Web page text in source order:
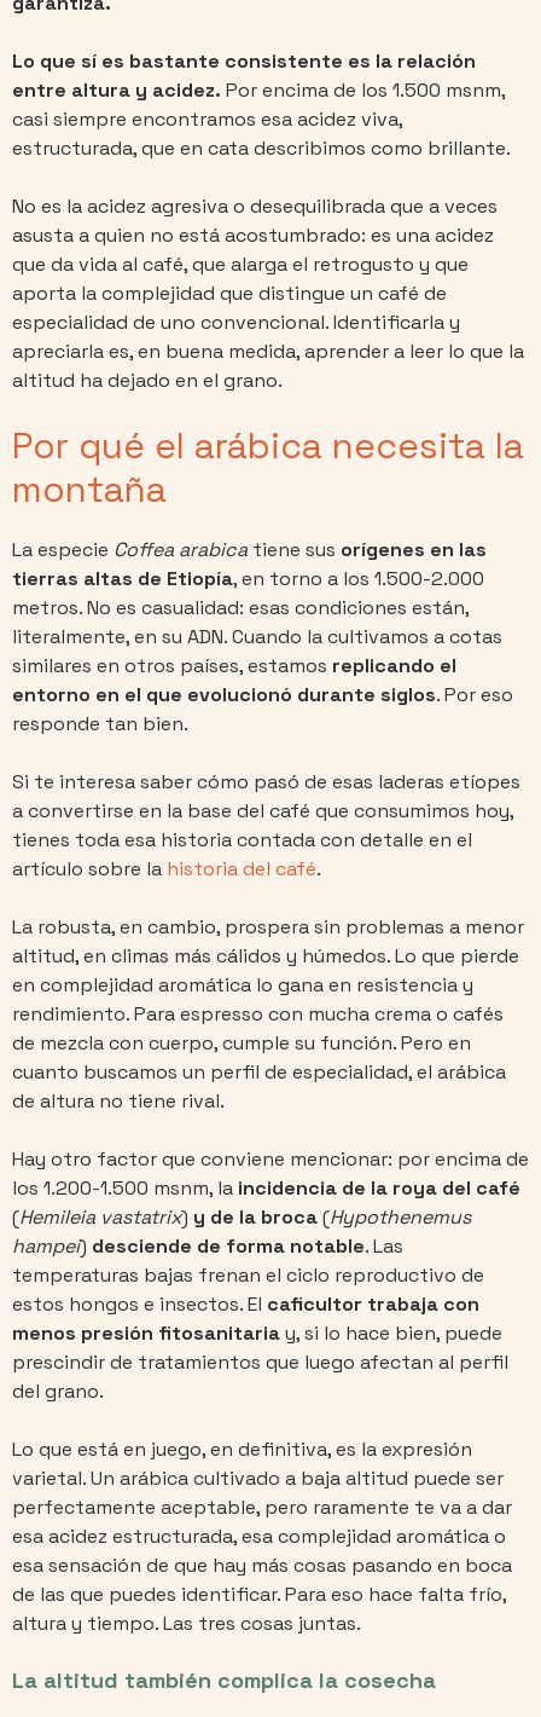
Lo que sí es bastante consistente es la relación
entre altura y acidez. Por encima de los 1.500 msnm,
casi siempre encontramos esa acidez viva,
estructurada, que en cata describimos como brillante.
No es la acidez agresiva o desequilibrada que a veces
asusta a quien no está acostumbrado: es una acidez
que da vida al café, que alarga el retrogusto y que
aporta la complejidad que distingue un café de
especialidad de uno convencional. Identificarla y
apreciarla es, en buena medida, aprender a leer lo que la
altitud ha dejado en el grano.
Por qué el arábica necesita la
montaña
La especie Coffea arabica tiene sus orígenes en las
tierras altas de Etiopía, en torno a los 1.500-2.000
metros. No es casualidad: esas condiciones están,
literalmente, en su ADN. Cuando la cultivamos a cotas
similares en otros países, estamos replicando el
entorno en el que evolucionó durante siglos. Por eso
responde tan bien.
Si te interesa saber cómo pasó de esas laderas etíopes
a convertirse en la base del café que consumimos hoy,
tienes toda esa historia contada con detalle en el
artículo sobre la historia del café.
La robusta, en cambio, prospera sin problemas a menor
altitud, en climas más cálidos y húmedos. Lo que pierde
en complejidad aromática lo gana en resistencia y
rendimiento. Para espresso con mucha crema o cafés
de mezcla con cuerpo, cumple su función. Pero en
cuanto buscamos un perfil de especialidad, el arábica
de altura no tiene rival.
Hay otro factor que conviene mencionar: por encima de
los 1.200-1.500 msnm, la incidencia de la roya del café
(Hemileia vastatrix) y de la broca(Hypothenemus
hampei) desciende de forma notable. Las
temperaturas bajas frenan el ciclo reproductivo de
estos hongos e insectos. El caficultor trabaja con
menos presión fitosanitariay, si lo hace bien, puede
prescindir de tratamientos que luego afectan al perfil
del grano.
Lo que está en juego, en definitiva, es la expresión
varietal. Un arábica cultivado a baja altitud puede ser
perfectamente aceptable, pero raramente te va a dar
esa acidez estructurada, esa complejidad aromática o
esa sensación de que hay más cosas pasando en boca
de las que puedes identificar. Para eso hace falta frío,
altura y tiempo. Las tres cosas juntas.
La altitud también complica la cosecha